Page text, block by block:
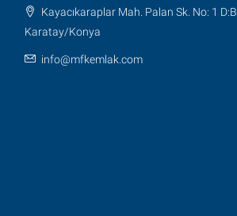
Kayacıkaraplar Mah. Palan Sk. No: 1 D:B
Karatay/Konya
info@mfkemlak.com